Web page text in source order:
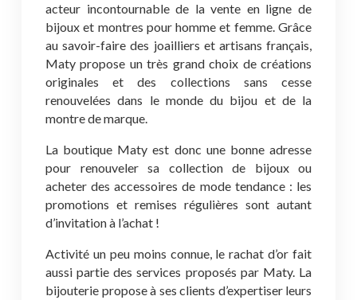
acteur incontournable de la vente en ligne de
bijoux et montres pour homme et femme. Grâce
au savoir-faire des joailliers et artisans français,
Maty propose un très grand choix de créations
originales et des collections sans cesse
renouvelées dans le monde du bijou et de la
montre de marque.
La boutique Maty est donc une bonne adresse
pour renouveler sa collection de bijoux ou
acheter des accessoires de mode tendance : les
promotions et remises régulières sont autant
d’invitation à l’achat !
Activité un peu moins connue, le rachat d’or fait
aussi partie des services proposés par Maty. La
bijouterie propose à ses clients d’expertiser leurs